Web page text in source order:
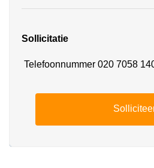
Sollicitatie
Telefoonnummer 020 7058